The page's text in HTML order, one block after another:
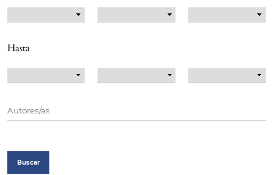
Hasta
Buscar